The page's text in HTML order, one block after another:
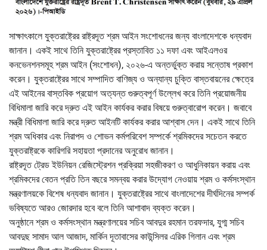
সাক্ষাৎকালে যুক্তরাষ্ট্রের রাষ্ট্রদূত শ্রম আইন সংশোধনের জন্য বাংলাদেশকে ধন্যবাদ
জানান। একই সাথে তিনি যুক্তরাষ্ট্রের প্রস্তাবিত ১১ দফা এবং আইএলওর
কনভেনশনসমূহ শ্রম আইন (সংশোধন), ২০২৬-এ অন্তর্ভুক্ত করায় সন্তোষ প্রকাশ
করেন। যুক্তরাষ্ট্রের সাথে সম্পাদিত বাণিজ্য ও অন্যান্য চুক্তি বাস্তবায়নের ক্ষেত্রে
এই আইনের বাস্তবিক প্রয়োগ অত্যন্ত গুরুত্বপূর্ণ উল্লেখ করে তিনি প্রয়োজনীয়
বিধিমালা জারি করে দ্রুত এই আইন কার্যকর করার বিষয়ে গুরুত্বারোপ করেন। জবাবে
মন্ত্রী বিধিমালা জারি করে দ্রুত আইনটি কার্যকর করার আশ্বাস দেন। একই সাথে তিনি
শ্রম অধিকার এবং নিরাপদ ও শোভন কর্মপরিবেশ সম্পর্কে শ্রমিকদের সচেতন করতে
যুক্তরাষ্ট্রকে কারিগরি সহায়তা প্রদানের অনুরোধ জানান।
রাষ্ট্রদূত ট্রেড ইউনিয়ন রেজিস্ট্রেশন প্রক্রিয়া সহজীকরণ ও আধুনিকায়ন করায় এবং
শ্রমিকদের বেতন প্রতি তিন বছরে সমন্বয় করার উদ্যোগ নেওয়ায় শ্রম ও কর্মসংস্থান
মন্ত্রণালয়কে বিশেষ ধন্যবাদ জানান। যুক্তরাষ্ট্রের সাথে বাংলাদেশের দীর্ঘদিনের সম্পর্ক
ভবিষ্যতে আরও জোরদার হবে বলে তিনি আশাবাদ ব্যক্ত করেন।
অনুষ্ঠানে শ্রম ও কর্মসংস্থান মন্ত্রণালয়ের সচিব আবদুর রহমান তরফদার, যুগ্ম সচিব
আবদুছ সামাদ আল আজাদ, মার্কিন দূতাবাসের কাউন্সিলর এরিক গিলান এবং শ্রম